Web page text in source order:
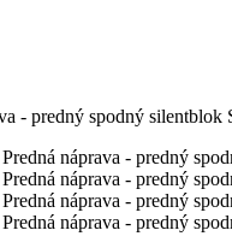
- predný spodný